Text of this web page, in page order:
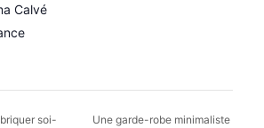
Calvé
soi-
Une garde-robe minimaliste